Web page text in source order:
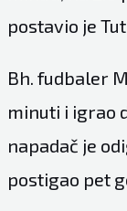
postavio je
Bh. fudbaler
minuti i igrao
napadač je
postigao pet